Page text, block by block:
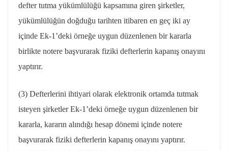
defter tutma yükümlülüğü kapsamına giren şirketler,
yükümlülüğün doğduğu tarihten itibaren en geç iki ay
içinde Ek-1’deki örneğe uygun düzenlenen bir kararla
birlikte notere başvurarak fiziki defterlerin kapanış onayını
yaptırır.
(3) Defterlerini ihtiyari olarak elektronik ortamda tutmak
isteyen şirketler Ek-1’deki örneğe uygun düzenlenen bir
kararla, kararın alındığı hesap dönemi içinde notere
başvurarak fiziki defterlerin kapanış onayını yaptırır.